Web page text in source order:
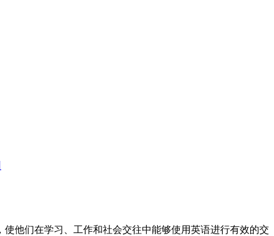
他们在学习、工作和社会交往中能够使用英语进行有效的交